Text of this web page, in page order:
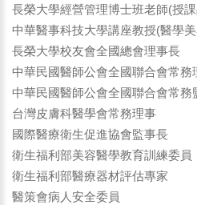
長榮大學經營管理博士班老師(授
中華醫事科技大學講座教授(醫學
長榮大學校友會全國總會理事長
中華民國醫師公會全國聯合會常務
中華民國醫師公會全國聯合會常務
台灣皮膚科醫學會常務理事
國際醫療衛生促進協會監事長
衛生福利部美容醫學教育訓練委員
衛生福利部醫療器材評估專家
醫策會病人安全委員